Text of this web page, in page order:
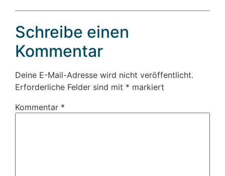
Schreibe einen
Kommentar
Deine E-Mail-Adresse wird nicht veröffentlicht.
Erforderliche Felder sind mit * markiert
Kommentar *